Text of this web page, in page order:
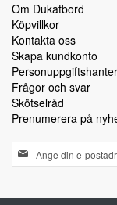
Om Dukatbord
Köpvillkor
Kontakta oss
Skapa kundkonto
Frågor och svar
Skötselråd
Prenumerera på
Sign
Up
Our